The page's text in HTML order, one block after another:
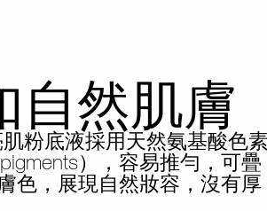
自然肌膚
粉底液採用天然氨基酸色
），容易推勻，可疊
色，展現自然妝容，沒有厚